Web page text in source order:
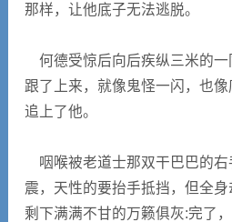
那样，让他底子无法逃脱。
何德受惊后向后疾纵三米的一
跟了上来，就像鬼怪一闪，也
追上了他。
咽喉被老道士那双干巴巴的右
震，天性的要抬手抵挡，但全
剩下满满不甘的万籁俱灰:完了，